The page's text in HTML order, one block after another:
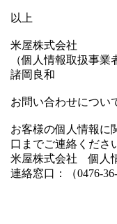
以上
米屋株式会社
（個人情報取扱事業
諸岡良和
お問い合わせについ
お客様の個人情報に
口までご連絡くださ
米屋株式会社 個人
連絡窓口：（0476-36-